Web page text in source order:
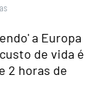
a Europa
de vida é
2 horas de